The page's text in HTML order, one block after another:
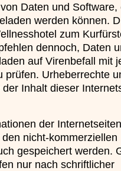
Daten und Software,
werden können.
zum
dennoch, Daten
auf Virenbefall mit
prüfen. Urheberrechte
Inhalt dieser
der
nicht-kommerziellen
gespeichert werden.
nur nach schriftlicher